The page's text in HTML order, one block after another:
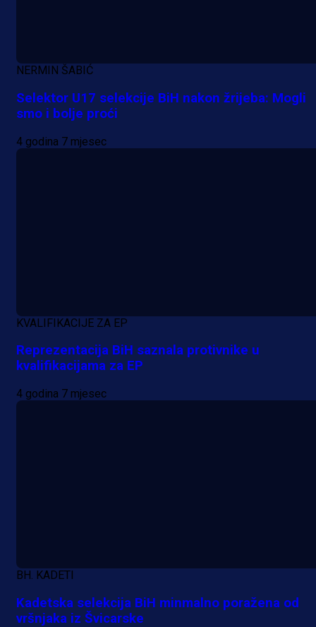
Da li je selektor zadovoljan: Evo
je Barbarez rekao o transferu
Alajbegovića u Juventus!
NERMIN ŠABIĆ
Selektor U17 selekcije BiH nakon žrijeba: Mogli
smo i bolje proći
4 godina 7 mjesec
KVALIFIKACIJE ZA EP
Reprezentacija BiH saznala protivnike u
kvalifikacijama za EP
4 godina 7 mjesec
BH. KADETI
Kadetska selekcija BiH minmalno poražena od
vršnjaka iz Švicarske